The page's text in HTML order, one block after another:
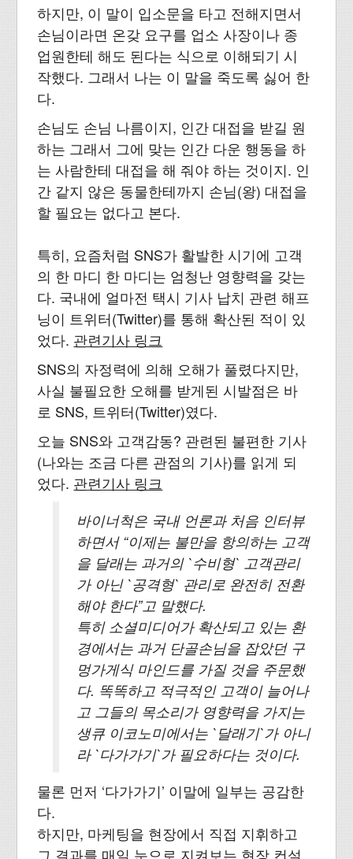
하지만, 이 말이 입소문을 타고 전해지면서
손님이라면 온갖 요구를 업소 사장이나 종
업원한테 해도 된다는 식으로 이해되기 시
작했다. 그래서 나는 이 말을 죽도록 싫어 한
다.
손님도 손님 나름이지, 인간 대접을 받길 원
하는 그래서 그에 맞는 인간 다운 행동을 하
는 사람한테 대접을 해 줘야 하는 것이지. 인
간 같지 않은 동물한테까지 손님(왕) 대접을
할 필요는 없다고 본다.
특히, 요즘처럼 SNS가 활발한 시기에 고객
의 한 마디 한 마디는 엄청난 영향력을 갖는
다. 국내에 얼마전 택시 기사 납치 관련 해프
닝이 트위터(Twitter)를 통해 확산된 적이 있
었다. 관련기사 링크
SNS의 자정력에 의해 오해가 풀렸다지만,
사실 불필요한 오해를 받게된 시발점은 바
로 SNS, 트위터(Twitter)였다.
오늘 SNS와 고객감동? 관련된 불편한 기사
(나와는 조금 다른 관점의 기사)를 읽게 되
었다. 관련기사 링크
바이너척은 국내 언론과 처음 인터뷰
하면서 “이제는 불만을 항의하는 고객
을 달래는 과거의 `수비형` 고객관리
가 아닌 `공격형` 관리로 완전히 전환
해야 한다”고 말했다.
특히 소셜미디어가 확산되고 있는 환
경에서는 과거 단골손님을 잡았던 구
멍가게식 마인드를 가질 것을 주문했
다. 똑똑하고 적극적인 고객이 늘어나
고 그들의 목소리가 영향력을 가지는
생큐 이코노미에서는 `달래기`가 아니
라 `다가가기`가 필요하다는 것이다.
물론 먼저 ‘다가가기’ 이말에 일부는 공감한
다.
하지만, 마케팅을 현장에서 직접 지휘하고
그 결과를 매일 눈으로 지켜보는 현장 컨설